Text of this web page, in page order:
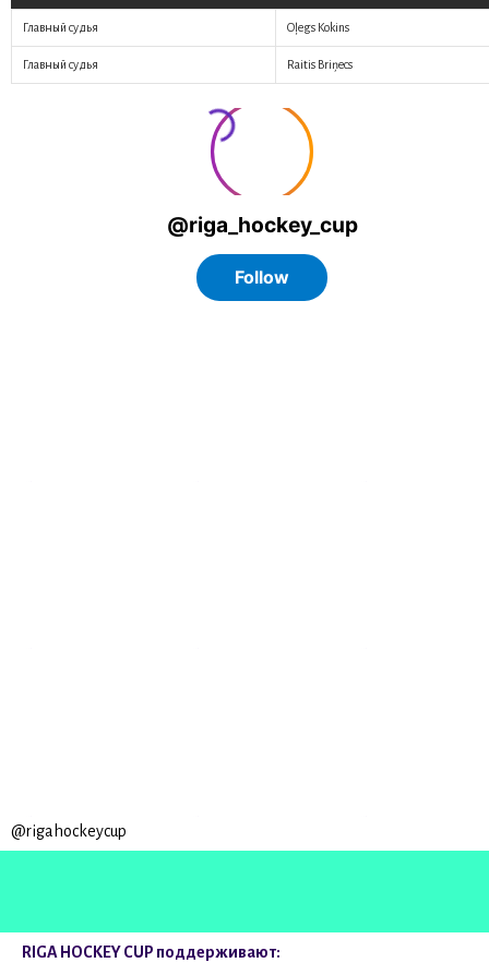
Главный судья Oļegs Kokins
Главный судья Raitis Briņecs
@rigahockeycup
RIGA HOCKEY CUP поддерживают: